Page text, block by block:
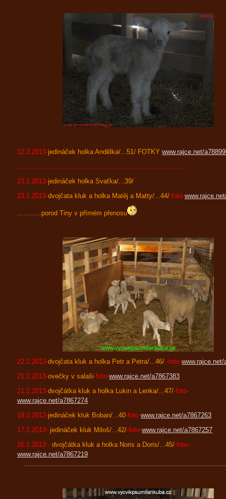
12.3.2013-jedináček holka Andělka/...51/ FOTKY www.rajce.net/
.....................................................................................
23.2.2013-jedináček holka Svaťka/...39/
23.2.2013-dvojčata kluk a holka Matěj a Matty/...44/-foto-
............porod Tiny v přímém přenosu
22.2.2013-dvojčata kluk a holka Petr a Petra/...46/ -foto-www.rajce.net/
21.2.2013-ovečky v salaši-foto-www.rajce.net/a7867383
21.2.2013-dvojčátka kluk a holka Lukin a Lenka/...47/-foto-
www.rajce.net/a7867274
18.2.2013-jedináček kluk Boban/...40-foto-www.rajce.net/a7867263
17.2.2013- jedináček kluk Miloš/...42/-foto-www.rajce.net/a7867257
16.2.2013 - dvojčátka kluk a holka Noris a Doris/...45/-foto-
www.rajce.net/a7867219